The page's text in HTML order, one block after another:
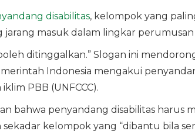
disabilitas, kelompok yang
jarang masuk dalam lingkar perumusan
ditinggalkan.” Slogan ini
Indonesia mengakui
PBB (UNFCCC).
bahwa penyandang disabilitas harus
sekadar kelompok yang “dibantu bila